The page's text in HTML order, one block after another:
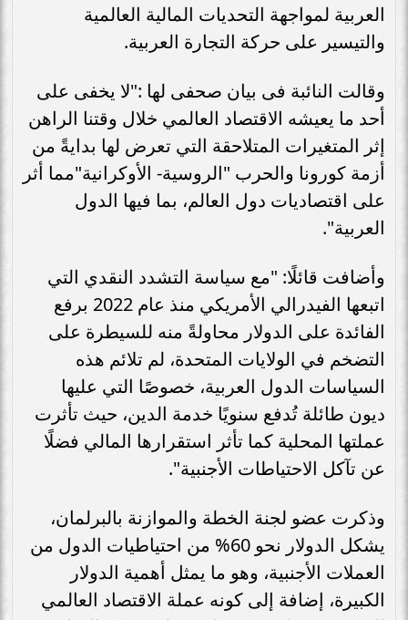
العربية لمواجهة التحديات المالية العالمية
والتيسير على حركة التجارة العربية.
وقالت النائبة فى بيان صحفى لها :"لا يخفى على
أحد ما يعيشه الاقتصاد العالمي خلال وقتنا الراهن
إثر المتغيرات المتلاحقة التي تعرض لها بدايةً من
أزمة كورونا والحرب "الروسية- الأوكرانية"مما أثر
على اقتصاديات دول العالم، بما فيها الدول
العربية".
وأضافت قائلًا: "مع سياسة التشدد النقدي التي
اتبعها الفيدرالي الأمريكي منذ عام 2022 برفع
الفائدة على الدولار محاولةً منه للسيطرة على
التضخم في الولايات المتحدة، لم تلائم هذه
السياسات الدول العربية، خصوصًا التي عليها
ديون طائلة تُدفع سنويًا خدمة الدين، حيث تأثرت
عملتها المحلية كما تأثر استقرارها المالي فضلًا
عن تآكل الاحتياطات الأجنبية".
وذكرت عضو لجنة الخطة والموازنة بالبرلمان،
يشكل الدولار نحو 60% من احتياطيات الدول من
العملات الأجنبية، وهو ما يمثل أهمية الدولار
الكبيرة، إضافة إلى كونه عملة الاقتصاد العالمي